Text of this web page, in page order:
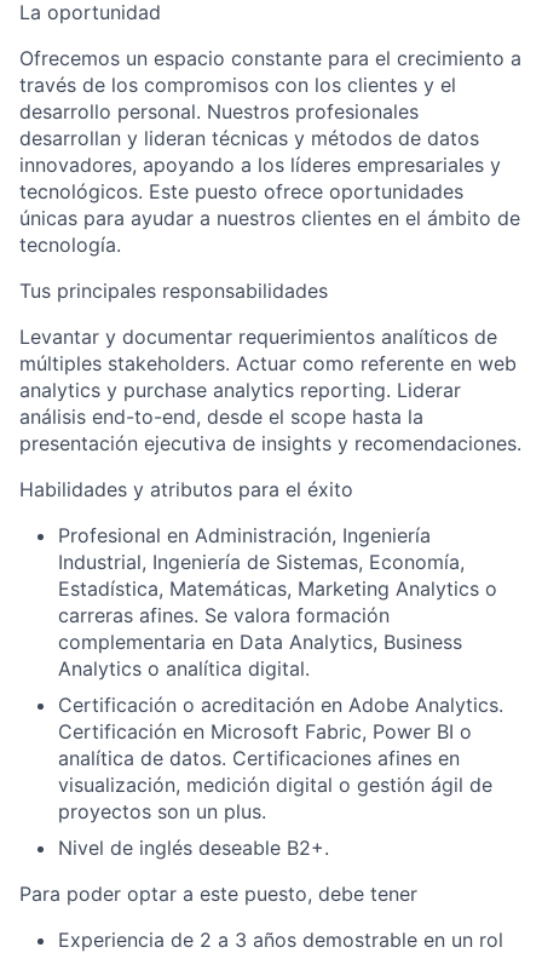
La oportunidad
Ofrecemos un espacio constante para el crecimiento a
través de los compromisos con los clientes y el
desarrollo personal. Nuestros profesionales
desarrollan y lideran técnicas y métodos de datos
innovadores, apoyando a los líderes empresariales y
tecnológicos. Este puesto ofrece oportunidades
únicas para ayudar a nuestros clientes en el ámbito de
tecnología.
Tus principales responsabilidades
Levantar y documentar requerimientos analíticos de
múltiples stakeholders. Actuar como referente en web
analytics y purchase analytics reporting. Liderar
análisis end-to-end, desde el scope hasta la
presentación ejecutiva de insights y recomendaciones.
Habilidades y atributos para el éxito
Profesional en Administración, Ingeniería
Industrial, Ingeniería de Sistemas, Economía,
Estadística, Matemáticas, Marketing Analytics o
carreras afines. Se valora formación
complementaria en Data Analytics, Business
Analytics o analítica digital.
Certificación o acreditación en Adobe Analytics.
Certificación en Microsoft Fabric, Power BI o
analítica de datos. Certificaciones afines en
visualización, medición digital o gestión ágil de
proyectos son un plus.
Nivel de inglés deseable B2+.
Para poder optar a este puesto, debe tener
Experiencia de 2 a 3 años demostrable en un rol